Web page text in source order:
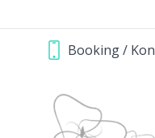
Booking /